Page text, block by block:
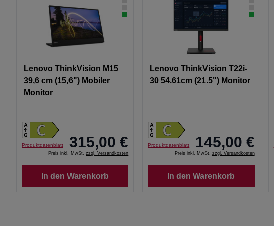
Lenovo ThinkVision M15
39,6 cm (15,6") Mobiler
Monitor
Produktdatenblatt 315,00 €
Preis inkl. MwSt.zzgl. Versandkosten
In den Warenkorb
Lenovo ThinkVision T22i-
30 54.61cm (21.5") Monitor
Produktdatenblatt 145,00 €
Preis inkl. MwSt. zzgl. Versandkosten
In den Warenkorb